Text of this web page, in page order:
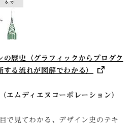
の歴史〈グラフィックからプロダク
する流れが図解でわかる〉
エムディエヌコーポレーション）
で見てわかる、デザイン史のテキ